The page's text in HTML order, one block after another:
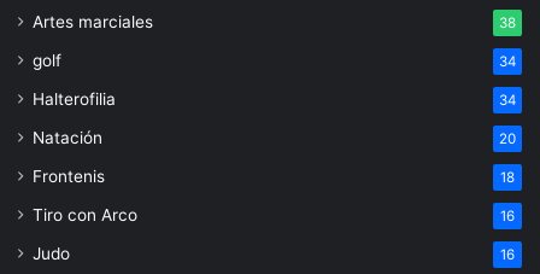
Artes marciales 38
golf 34
Halterofilia 34
Natación 20
Frontenis 18
Tiro con Arco 16
Judo 16